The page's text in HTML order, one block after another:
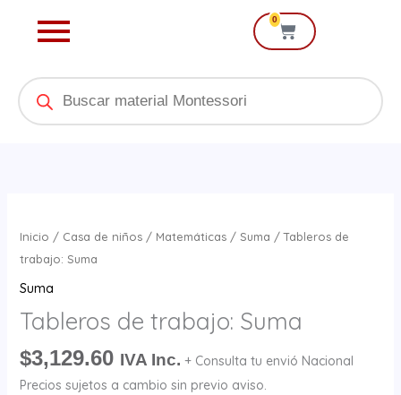
0
Cart
Products
search
Inicio / Casa de niños/ Matemáticas/ Suma / Tableros de
trabajo: Suma
Suma
Tableros de trabajo: Suma
$3,129.60 IVA Inc. + Consulta tu envió Nacional
Precios sujetos a cambio sin previo aviso.
de
trabajo: